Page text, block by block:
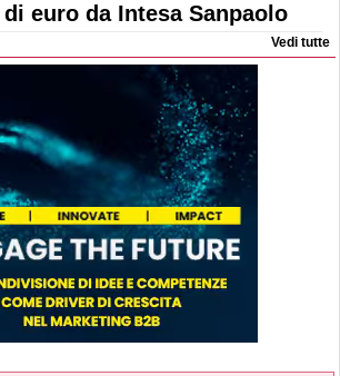
euro da Intesa Sanpaolo
Vedi tutte